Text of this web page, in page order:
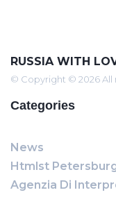
RUSSIA WITH
© Copyright © 2026 All
Categories
News
Htmlst
Agenzia Di